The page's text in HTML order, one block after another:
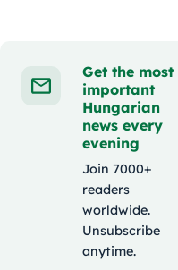
Get the most
important
Hungarian
news every
evening
Join 7000+
readers
worldwide.
Unsubscribe
anytime.